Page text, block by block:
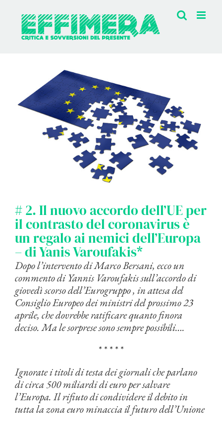
contenuto
immagine
# 2. Il nuovo accordo dell’UE per
il contrasto del coronavirus è
un regalo ai nemici dell’Europa
– di Yanis Varoufakis*
Dopo l’intervento di Marco Bersani, ecco un
commento di Yannis Varoufakis sull’accordo di
giovedì scorso dell’Eurogruppo , in attesa del
Consiglio Europeo dei ministri del prossimo 23
aprile, che dovrebbe ratificare quanto finora
deciso. Ma le sorprese sono sempre possibili….
* * * * *
Ignorate i titoli di testa dei giornali che parlano
di circa 500 miliardi di euro per salvare
l’Europa. Il rifiuto di condividere il debito in
tutta la zona euro minaccia il futuro dell’Unione